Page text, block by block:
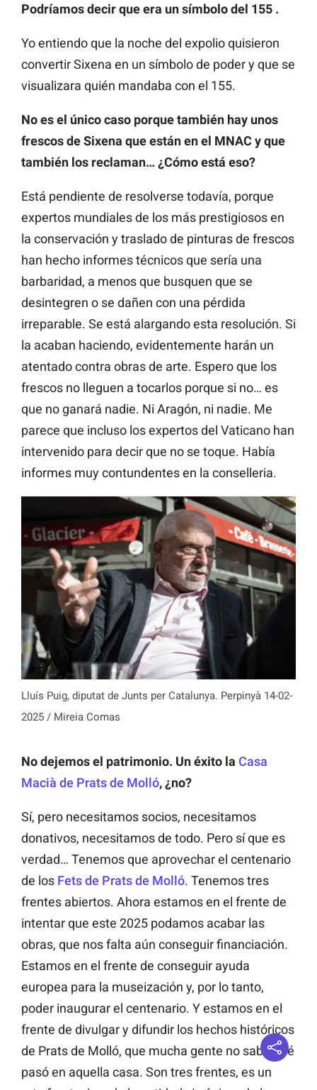
Podríamos decir que era un símbolo del 155 .
Yo entiendo que la noche del expolio quisieron
convertir Sixena en un símbolo de poder y que se
visualizara quién mandaba con el 155.
No es el único caso porque también hay unos
frescos de Sixena que están en el MNAC y que
también los reclaman… ¿Cómo está eso?
Está pendiente de resolverse todavía, porque
expertos mundiales de los más prestigiosos en
la conservación y traslado de pinturas de frescos
han hecho informes técnicos que sería una
barbaridad, a menos que busquen que se
desintegren o se dañen con una pérdida
irreparable. Se está alargando esta resolución. Si
la acaban haciendo, evidentemente harán un
atentado contra obras de arte. Espero que los
frescos no lleguen a tocarlos porque si no… es
que no ganará nadie. Ni Aragón, ni nadie. Me
parece que incluso los expertos del Vaticano han
intervenido para decir que no se toque. Había
informes muy contundentes en la conselleria.
Lluís Puig, diputat de Junts per Catalunya. Perpinyà 14-02-
2025 / Mireia Comas
No dejemos el patrimonio. Un éxito la Casa
Macià de Prats de Molló, ¿no?
Sí, pero necesitamos socios, necesitamos
donativos, necesitamos de todo. Pero sí que es
verdad… Tenemos que aprovechar el centenario
de los Fets de Prats de Molló. Tenemos tres
frentes abiertos. Ahora estamos en el frente de
intentar que este 2025 podamos acabar las
obras, que nos falta aún conseguir financiación.
Estamos en el frente de conseguir ayuda
europea para la museización y, por lo tanto,
poder inaugurar el centenario. Y estamos en el
frente de divulgar y difundir los hechos históricos
de Prats de Molló, que mucha gente no sabe qué
pasó en aquella casa. Son tres frentes, es un